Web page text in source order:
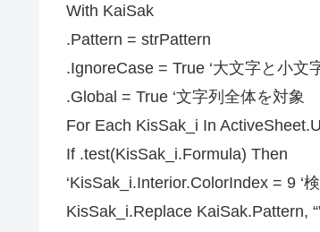
With KaiSak
.Pattern = strPattern
.IgnoreCase = True ‘大文字と小文
.Global = True ‘文字列全体を対象
For Each KisSak_i In
If .test(KisSak_i.Formula) Then
‘KisSak_i.Interior.ColorIndex = 9 ‘
KisSak_i.Replace KaiSak.Pattern,